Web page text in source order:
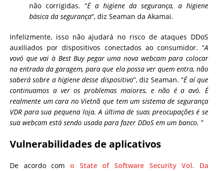
não corrigidas. “É a higiene da segurança, a higiene
básica da segurança“, diz Seaman da Akamai.
Infelizmente, isso não ajudará no risco de ataques DDoS
auxiliados por dispositivos conectados ao consumidor. “A
vovó que vai à Best Buy pegar uma nova webcam para colocar
na entrada da garagem, para que ela possa ver quem entra, não
saberá sobre a higiene desse dispositivo”, diz Seaman. “É aí que
continuamos a ver os problemas maiores, e não é a avó. É
realmente um cara no Vietnã que tem um sistema de segurança
VDR para sua pequena loja. A última de suas preocupações é se
sua webcam está sendo usada para fazer DDoS em um banco. ”
Vulnerabilidades de aplicativos
De acordo com o State of Software Security Vol. Da